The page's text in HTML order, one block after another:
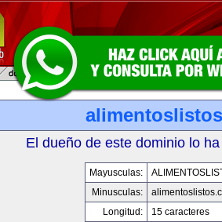
El dueño de este dominio lo
Mayusculas:
Minusculas:
Longitud:
15 caracteres